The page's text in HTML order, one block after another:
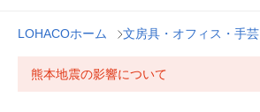
LOHACOホーム 文房具・オフィス・手芸
熊本地震の影響について